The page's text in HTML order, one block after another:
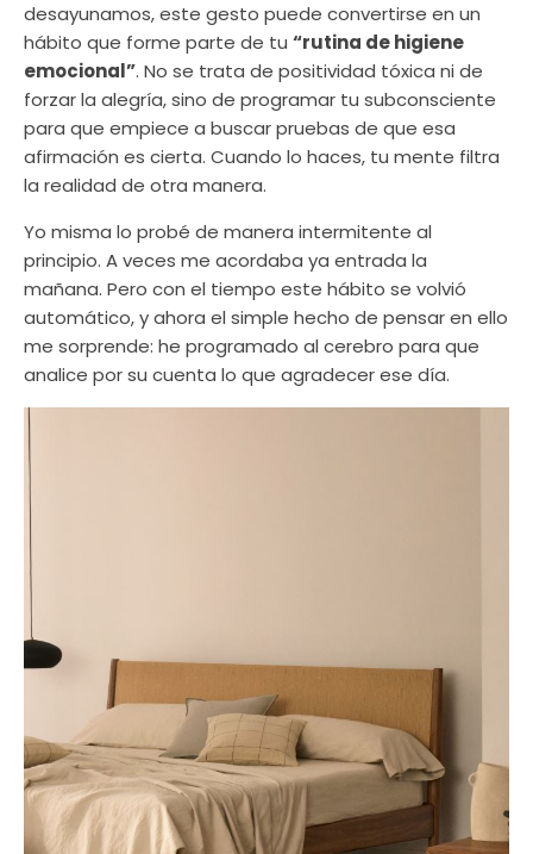
desayunamos, este gesto puede convertirse en un
hábito que forme parte de tu “rutina de higiene
emocional”. No se trata de positividad tóxica ni de
forzar la alegría, sino de programar tu subconsciente
para que empiece a buscar pruebas de que esa
afirmación es cierta. Cuando lo haces, tu mente filtra
la realidad de otra manera.
Yo misma lo probé de manera intermitente al
principio. A veces me acordaba ya entrada la
mañana. Pero con el tiempo este hábito se volvió
automático, y ahora el simple hecho de pensar en ello
me sorprende: he programado al cerebro para que
analice por su cuenta lo que agradecer ese día.